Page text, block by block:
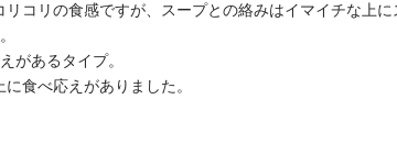
コリの食感ですが、スープとの絡みはイマイチな上
があるタイプ。
食べ応えがありました。